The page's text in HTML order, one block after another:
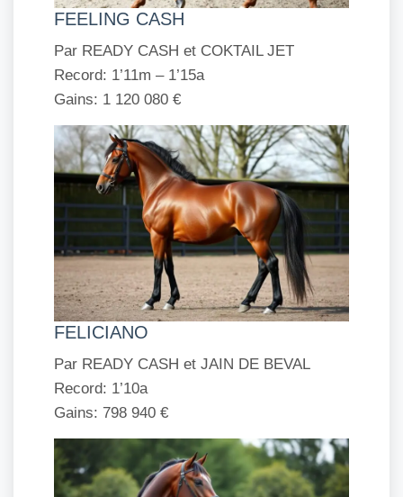
FEELING CASH
Par READY CASH et COKTAIL JET
Record: 1’11m – 1’15a
Gains: 1 120 080 €
FELICIANO
Par READY CASH et JAIN DE BEVAL
Record: 1’10a
Gains: 798 940 €